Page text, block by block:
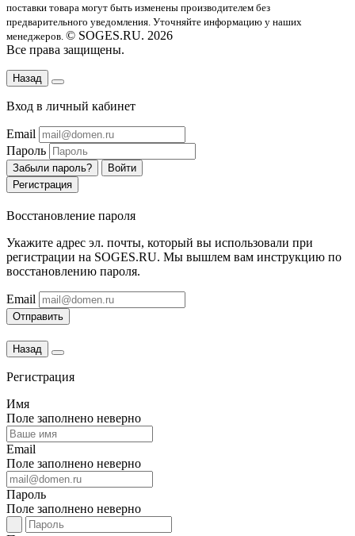
поставки товара могут быть изменены производителем без
предварительного уведомления. Уточняйте информацию у наших
менеджеров. © SOGES.RU. 2026
Все права защищены.
Назад
Вход в личный кабинет
Email
Пароль
Забыли пароль?
Войти
Регистрация
Восстановление пароля
Укажите адрес эл. почты, который вы использовали при
регистрации на SOGES.RU. Мы вышлем вам инструкцию по
восстановлению пароля.
Email
Отправить
Назад
Регистрация
Имя
Поле заполнено неверно
Email
Поле заполнено неверно
Пароль
Поле заполнено неверно